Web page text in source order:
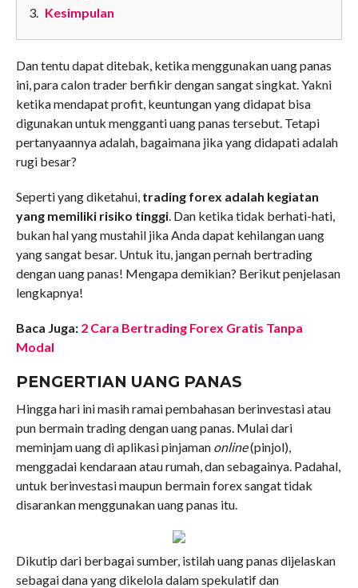
Kesimpulan
Dan tentu dapat ditebak, ketika menggunakan uang panas
ini, para calon trader berfikir dengan sangat singkat. Yakni
ketika mendapat profit, keuntungan yang didapat bisa
digunakan untuk mengganti uang panas tersebut. Tetapi
pertanyaannya adalah, bagaimana jika yang didapati adalah
rugi besar?
Seperti yang diketahui, trading forex adalah kegiatan
yang memiliki risiko tinggi. Dan ketika tidak berhati-hati,
bukan hal yang mustahil jika Anda dapat kehilangan uang
yang sangat besar. Untuk itu, jangan pernah bertrading
dengan uang panas! Mengapa demikian? Berikut penjelasan
lengkapnya!
Baca Juga: 2 Cara Bertrading Forex Gratis Tanpa
Modal
PENGERTIAN UANG PANAS
Hingga hari ini masih ramai pembahasan berinvestasi atau
pun bermain trading dengan uang panas. Mulai dari
meminjam uang di aplikasi pinjaman online(pinjol),
menggadai kendaraan atau rumah, dan sebagainya. Padahal,
untuk berinvestasi maupun bermain forex sangat tidak
disarankan menggunakan uang panas itu.
Dikutip dari berbagai sumber, istilah uang panas dijelaskan
sebagai dana yang dikelola dalam spekulatif dan